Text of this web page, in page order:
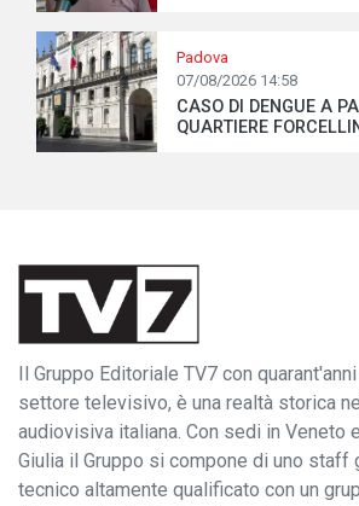
Padova
07/08/2026 14:58
CASO DI DENGUE A
QUARTIERE
Il Gruppo Editoriale TV7 con
settore televisivo, è una realtà storica
audiovisiva italiana. Con sedi in Veneto
Giulia il Gruppo si compone di uno staff
tecnico altamente qualificato con un